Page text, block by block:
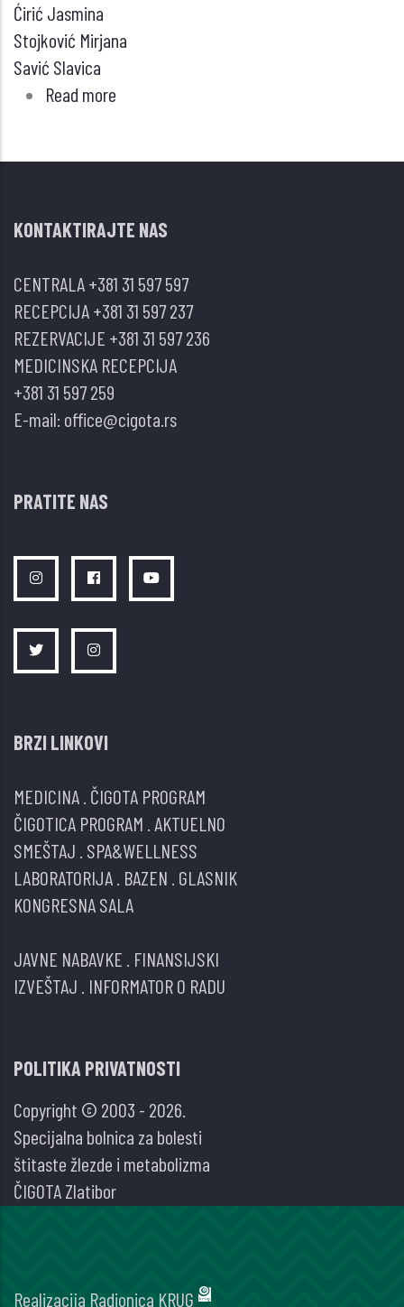
Ćirić Jasmina
Stojković Mirjana
Savić Slavica
Read more
KONTAKTIRAJTE NAS
CENTRALA+381 31 597 597
RECEPCIJA+381 31 597 237
REZERVACIJE +381 31 597 236
MEDICINSKA RECEPCIJA
+381 31 597 259
E-mail: office@cigota.rs
PRATITE NAS
BRZI LINKOVI
MEDICINA ČIGOTA PROGRAM
ČIGOTICA PROGRAM AKTUELNO
SMEŠTAJ SPA&WELLNESS
LABORATORIJA BAZEN GLASNIK
KONGRESNA SALA
JAVNE NABAVKE FINANSIJSKI
IZVEŠTAJ INFORMATOR O RADU
POLITIKA PRIVATNOSTI
Copyright © 2003 - 2026.
Specijalna bolnica za bolesti
štitaste žlezde i metabolizma
ČIGOTA Zlatibor
Realizacija Radionica KRUG